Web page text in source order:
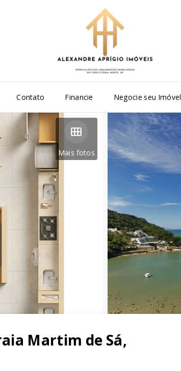
Contato Financie Negocie seu Imóvel
Mais fotos
Martim de Sá,